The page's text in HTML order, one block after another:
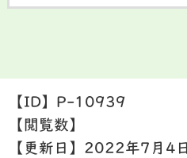
【ID】 P-10939
【閲覧数】
【更新日】 2022年7月4日